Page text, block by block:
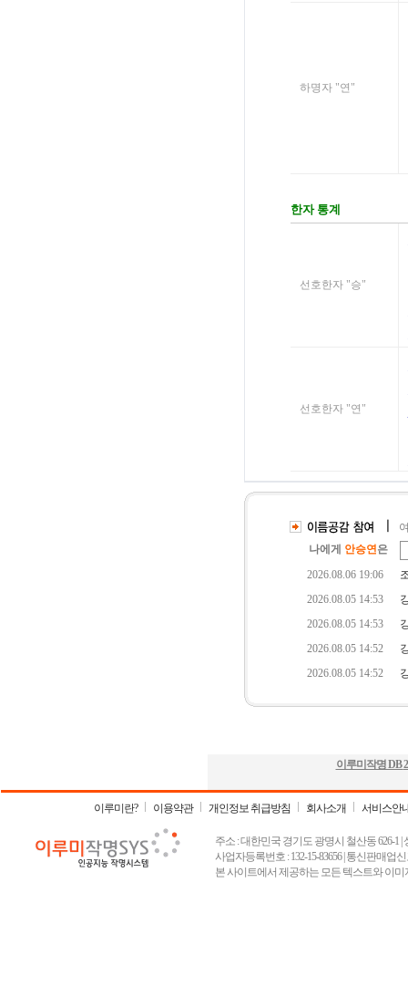
이루미작명 DB
이루미란? 이용약관 개인정보 취급방침 회사소개 서비스안
주소 : 대한민국 경기도 광명시 철산동 626-1 |
사업자등록번호 : 132-15-83656 | 통신판매업
본 사이트에서 제공하는 모든 텍스트와 이